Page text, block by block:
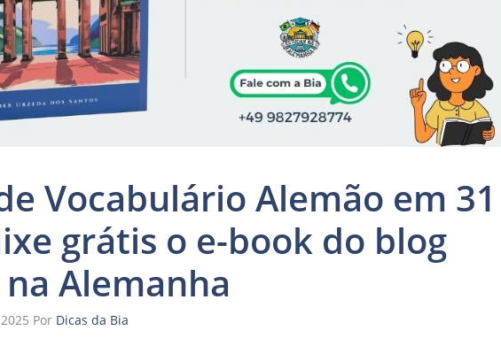
Vocabulário Alemão em 31
grátis o e-book do blog
Alemanha
Por Dicas da Bia